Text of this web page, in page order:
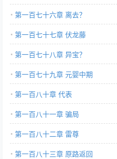
第一百七十六章 离去？
第一百七十七章 伏龙藤
第一百七十八章 异宝？
第一百七十九章 元婴中期
第一百八十章 代表
第一百八十一章 骗局
第一百八十二章 雷尊
第一百八十三章 原路返回